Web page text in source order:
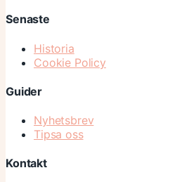
Senaste
Historia
Cookie Policy
Guider
Nyhetsbrev
Tipsa oss
Kontakt